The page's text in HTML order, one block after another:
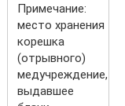
Примечание:
место хранения
корешка
(отрывного)
медучреждение,
выдавшее